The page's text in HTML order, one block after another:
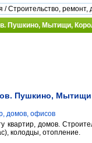
/Строительство, ремонт,
Пушкино, Мытищи,
Пушкино,
домов, офисов
квартир, домов.
колодцы, отопление.